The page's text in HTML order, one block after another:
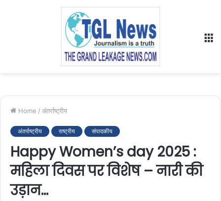
Home / अंतर्राष्ट्रीय
अंतर्राष्ट्रीय राष्ट्रीय संपादकीय
Happy Women’s day 2025 :
महिला दिवस पर विशेष – नारी की
उड़ान…